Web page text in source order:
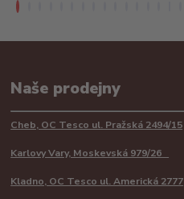
Naše prodejny
Cheb, OC Tesco ul. Pražská 2494/15
Karlovy Vary, Moskevská 979/26
Kladno, OC Tesco ul. Americká 2777